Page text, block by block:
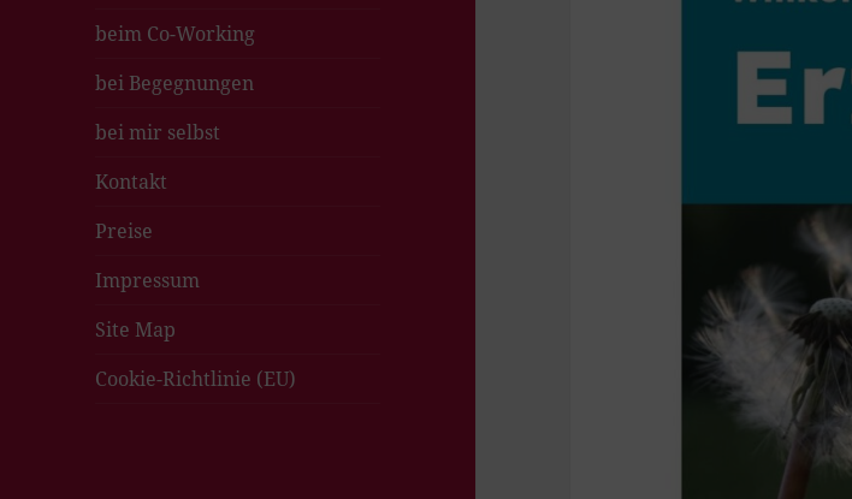
beim Co-Working
bei Begegnungen
bei mir selbst
Kontakt
Preise
Impressum
Site Map
Cookie-Richtlinie (EU)